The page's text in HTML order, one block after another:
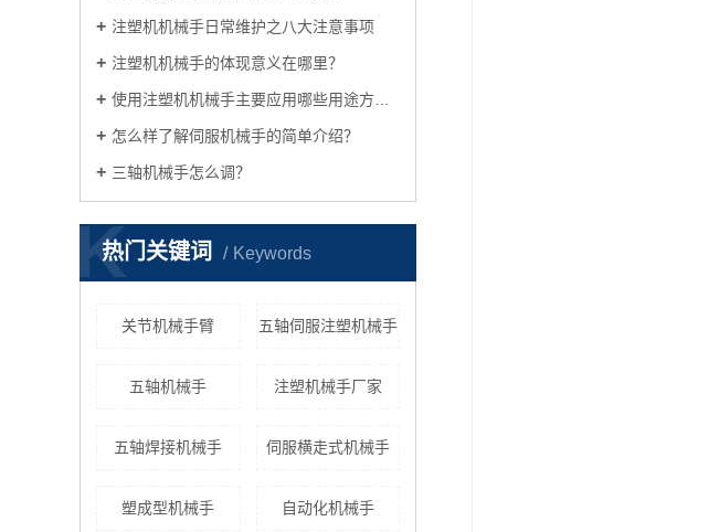
注塑机机械手日常维护之八大注意事项
注塑机机械手的体现意义在哪里？
使用注塑机机械手主要应用哪些用途方面？
怎么样了解伺服机械手的简单介绍？
三轴机械手怎么调？
热门关键词 Keywords
K
关节机械手臂 五轴伺服注塑机械手
五轴机械手 注塑机械手厂家
五轴焊接机械手 伺服横走式机械手
塑成型机械手 自动化机械手